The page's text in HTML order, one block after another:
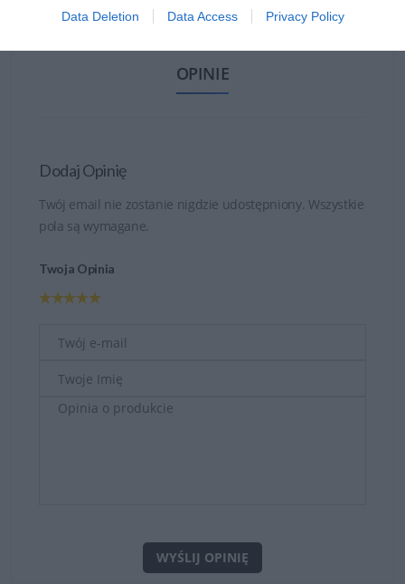
Data Deletion Data Access Privacy Policy
WYŚLIJ ZAPYTANIE
OPINIE
Dodaj Opinię
Twój email nie zostanie nigdzie udostępniony. Wszystkie
pola są wymagane.
Twoja Opinia
WYŚLIJ OPINIĘ